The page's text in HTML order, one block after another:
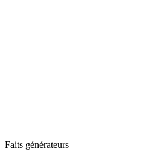
Faits générateurs